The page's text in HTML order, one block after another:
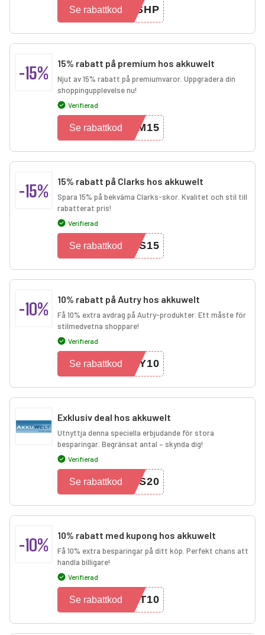
TSHP
Se rabattkod
-15% 15% rabatt på premium hos akkuwelt
Njut av 15% rabatt på premiumvaror. Uppgradera din
shoppingupplevelse nu!
Verifierad
EM15
Se rabattkod
-15% 15% rabatt på Clarks hos akkuwelt
Spara 15% på bekväma Clarks-skor. Kvalitet och stil till
rabatterat pris!
Verifierad
KS15
Se rabattkod
-10% 10% rabatt på Autry hos akkuwelt
Få 10% extra avdrag på Autry-produkter. Ett måste för
stilmedvetna shoppare!
Verifierad
RY10
Se rabattkod
Exklusiv deal hos akkuwelt
Utnyttja denna speciella erbjudande för stora
besparingar. Begränsat antal – skynda dig!
Verifierad
TS20
Se rabattkod
-10% 10% rabatt med kupong hos akkuwelt
Få 10% extra besparingar på ditt köp. Perfekt chans att
handla billigare!
Verifierad
RT10
Se rabattkod